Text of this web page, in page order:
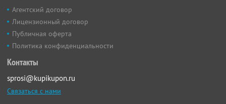
Агентский договор
Лицензионный договор
Публичная оферта
Политика конфиденциальности
Контакты
sprosi@kupikupon.ru
Связаться с нами